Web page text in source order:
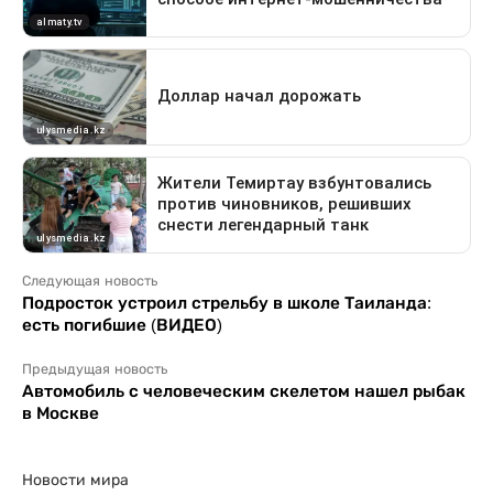
Следующая новость
Подросток устроил стрельбу в школе Таиланда:
есть погибшие (ВИДЕО)
Предыдущая новость
Автомобиль с человеческим скелетом нашел рыбак
в Москве
Новости мира